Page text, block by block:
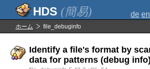
(簡易) de en
ホーム file_debuginfo
Identify a file's format by
data for patterns (debug info)